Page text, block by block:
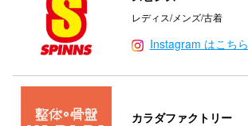
レディス/メンズ/古着
Instagram はこちら
カラダファクトリー